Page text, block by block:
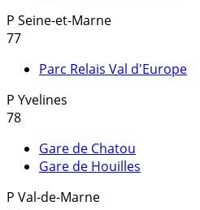
P Seine-et-Marne
77
Parc Relais Val d'Europe
P Yvelines
78
Gare de Chatou
Gare de Houilles
P Val-de-Marne